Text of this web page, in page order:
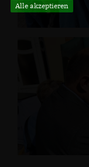
Alle akzeptieren